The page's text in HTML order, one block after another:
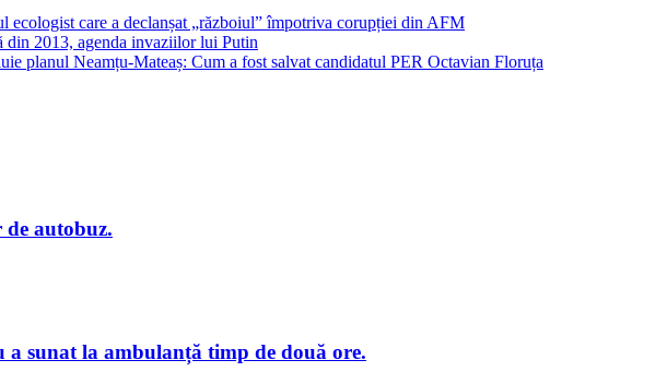
ecologist care a declanșat „războiul” împotriva corupției din AFM
din 2013, agenda invaziilor lui Putin
planul Neamțu-Mateaș: Cum a fost salvat candidatul PER Octavian Floruța
autobuz.
a sunat la ambulanță timp de două ore.